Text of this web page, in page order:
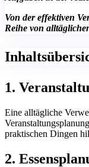
Von der effektiven
Reihe von
1.
Eine alltägliche
praktischen Dingen
2.